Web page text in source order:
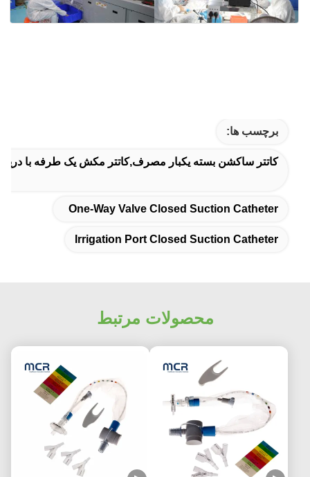
برچسب ها:
کاتتر ساکشن بسته یکبار مصرف,کاتتر مکش یک طرفه با دریچه
One-Way Valve Closed Suction Catheter
Irrigation Port Closed Suction Catheter
محصولات مرتبط